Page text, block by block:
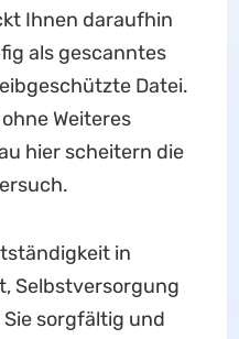
Ihnen daraufhin
als gescanntes
Datei.
Weiteres
hier scheitern die
in
Selbstversorgung
sorgfältig und